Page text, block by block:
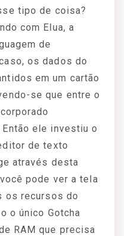
tipo de coisa?
com Elua, a
de
os dados do
em um cartão
se que entre o
ele investiu o
de texto
através desta
pode ver a tela
os recursos do
o único Gotcha
RAM que precisa